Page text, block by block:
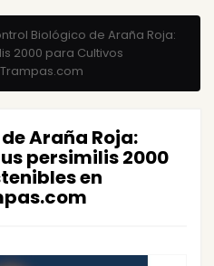
Biológico de Araña Roja:
2000 para Cultivos
Araña Roja:
persimilis 2000
en